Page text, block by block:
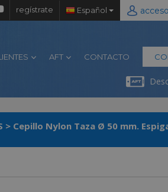
regístrate Español
AFT CONTACTO
> Cepillo Nylon Taza Ø 50 mm.